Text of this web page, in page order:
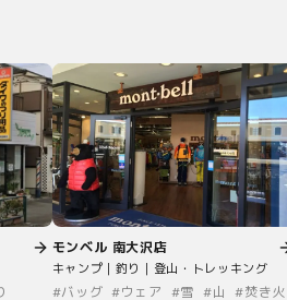
モンベル 南大沢店
キャンプ｜釣り｜登山・トレッキング
#バッグ #ウェア #雪 #山 #焚き火